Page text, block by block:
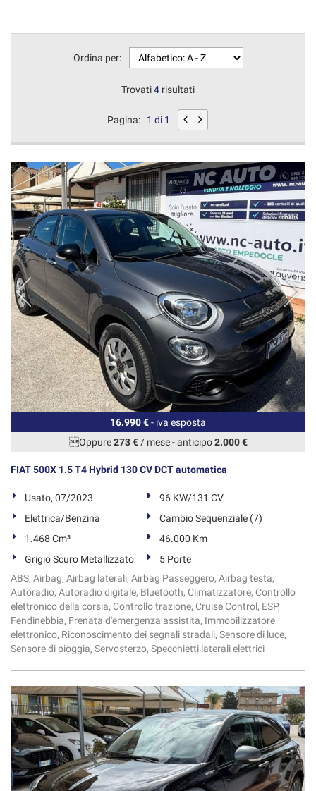
Ordina per:
Trovati4 risultati
Pagina: 1 di 1
16.990 €- iva esposta
Oppure273 €/ mese-anticipo2.000 €
FIAT 500X 1.5 T4 Hybrid 130 CV DCT automatica
Usato, 07/2023
96 KW/131 CV
Elettrica/Benzina
Cambio Sequenziale (7)
1.468 Cm³
46.000 Km
Grigio Scuro Metallizzato
5 Porte
ABS, Airbag, Airbag laterali, Airbag Passeggero, Airbag testa,
Autoradio, Autoradio digitale, Bluetooth, Climatizzatore, Controllo
elettronico della corsia, Controllo trazione, Cruise Control, ESP,
Fendinebbia, Frenata d'emergenza assistita, Immobilizzatore
elettronico, Riconoscimento dei segnali stradali, Sensore di luce,
Sensore di pioggia, Servosterzo, Specchietti laterali elettrici